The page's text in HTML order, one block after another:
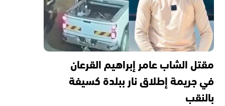
مقتل الشاب عامر إبراهيم القرعان
في جريمة إطلاق نار ببلدة كسيفة
بالنقب